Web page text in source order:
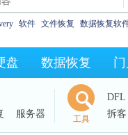
软件 文件恢复 数据恢复软
板 效率源dc
盘 数据恢复
服务器
工具
DFL
拆客